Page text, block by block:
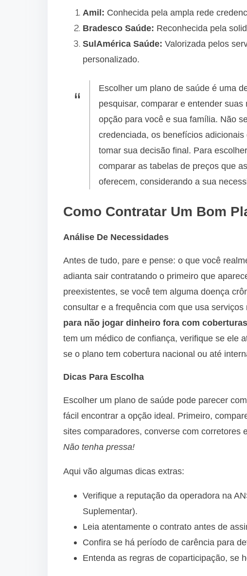
Amil: Conhecida pela ampla rede
Bradesco Saúde: Reconhecida pela
SulAmérica Saúde: Valorizada pelos
personalizado.
Escolher um plano de saúde é uma
pesquisar, comparar e entender
opção para você e sua família. Não
credenciada, os benefícios
tomar sua decisão final. Para
comparar as tabelas de preços que
oferecem, considerando a sua
Como Contratar Um Bom
Análise De Necessidades
Antes de tudo, pare e pense: o que você
adianta sair contratando o primeiro que
preexistentes, se você tem alguma doença
consultar e a frequência com que usa serviços
para não jogar dinheiro fora com
tem um médico de confiança, verifique se ele
se o plano tem cobertura nacional ou até
Dicas Para Escolha
Escolher um plano de saúde pode parecer
fácil encontrar a opção ideal. Primeiro,
sites comparadores, converse com corretores
Não tenha pressa!
Aqui vão algumas dicas extras:
Verifique a reputação da operadora na
Suplementar).
Leia atentamente o contrato antes de
Confira se há período de carência para
Entenda as regras de coparticipação, se